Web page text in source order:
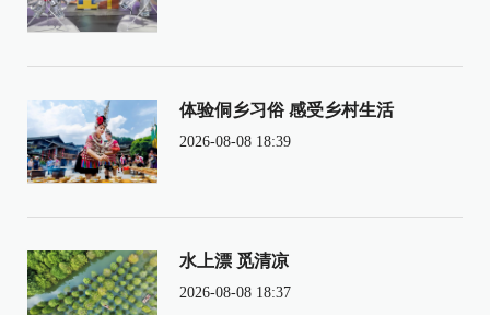
体验侗乡习俗 感受乡村生活
2026-08-08 18:39
水上漂 觅清凉
2026-08-08 18:37